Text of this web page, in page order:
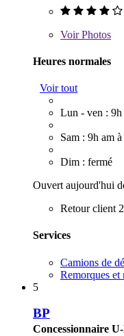
VoirPhotos
Heures normales
Voir tout
Lun - ven : 9h
Sam : 9h am
Dim : fermé
Ouvert aujourd'hui
Retour client
Services
Camions de
Remorques et
5
BP
Concessionnaire